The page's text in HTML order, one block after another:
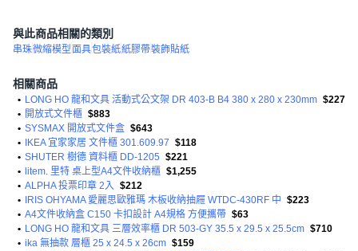
與此商品相關的類別
串珠微縮模型 面具包裝紙紙膠帶裝飾貼紙
相關商品
• LONG HO 龍和文具 活動式公文架 DR 403-B B4 380 x 280 x 230mm $227
• 開放式文件櫃 $883
• SYSMAX 開放式文件盒 $643
•
IKEA 宜家家居 文件櫃 301.609.97 $118
• SHUTER 樹德 資料櫃 DD-1205 $221
•
litem. 里特 桌上型A4文件收納櫃 $1,255
• ALPHA 投票印章 2入 $212
•
IRIS OHYAMA 愛麗思歐雅瑪 木板收納抽屜 WTDC-430RF 中 $223
• A4文件收納盒 C150 卡扣設計 A4規格 方便攜帶 $63
• LONG HO 龍和文具 三層效率櫃 DR 503-GY 35.5 x 29.5 x 25.5cm $710
• ika 無抽款 層櫃 25 x 24.5 x 26cm $159